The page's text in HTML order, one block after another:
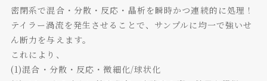
密閉系で混合・分散・反応・晶析を瞬時かつ連続的に処理！
テイラー渦流を発生させることで、サンプルに均一で強いせ
ん断力を与えます。
これにより、
(1)混合・分散・反応・微細化/球状化